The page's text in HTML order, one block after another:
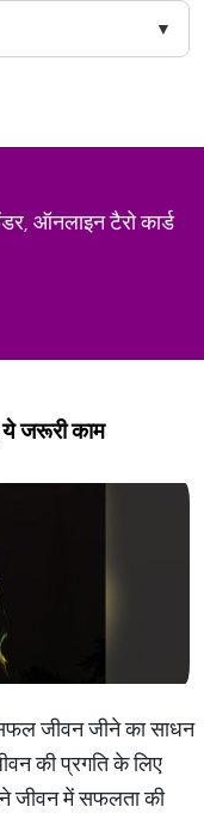
ऑनलाइन टैरो कार्ड
ये जरूरी काम
सफल जीवन जीने का साधन
की प्रगति के लिए
जीवन में सफलता की